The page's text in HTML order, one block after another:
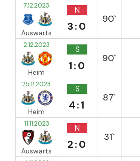
7.12.2023
Auswärts
N
3:0
90`
2.12.2023
Heim
S
1:0
90`
25.11.2023
Heim
S
4:1
87`
11.11.2023
Auswärts
N
2:0
31`